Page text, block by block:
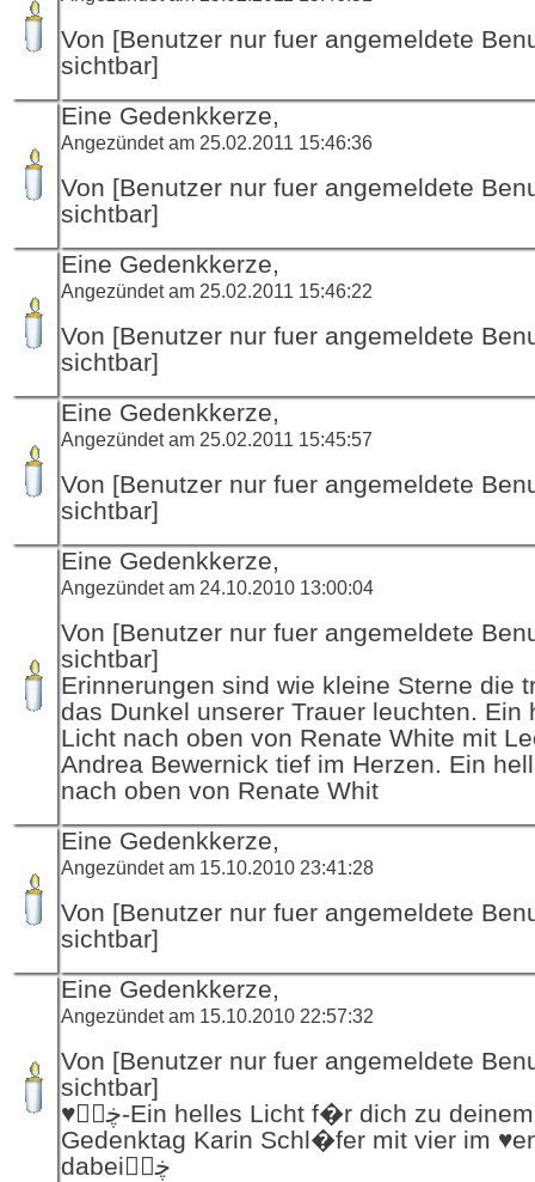
Von [Benutzer nur fuer angemeldete
sichtbar]
Eine Gedenkkerze,
Angezündet am 25.02.2011 15:46:36
Von [Benutzer nur fuer angemeldete
sichtbar]
Eine Gedenkkerze,
Angezündet am 25.02.2011 15:46:22
Von [Benutzer nur fuer angemeldete
sichtbar]
Eine Gedenkkerze,
Angezündet am 25.02.2011 15:45:57
Von [Benutzer nur fuer angemeldete
sichtbar]
Eine Gedenkkerze,
Angezündet am 24.10.2010 13:00:04
Von [Benutzer nur fuer angemeldete
sichtbar]
Erinnerungen sind wie kleine Sterne die
das Dunkel unserer Trauer leuchten. Ein
Licht nach oben von Renate White mit
Andrea Bewernick tief im Herzen. Ein
nach oben von Renate Whit
Eine Gedenkkerze,
Angezündet am 15.10.2010 23:41:28
Von [Benutzer nur fuer angemeldete
sichtbar]
Eine Gedenkkerze,
Angezündet am 15.10.2010 22:57:32
Von [Benutzer nur fuer angemeldete
sichtbar]
♥ڿڰۣ-Ein helles Licht f�r dich zu deinem
Gedenktag Karin Schl�fer mit vier im
dabeiڿڰۣ